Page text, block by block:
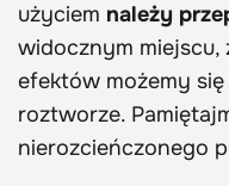
użyciem należy
widocznym
efektów możemy
roztworze.
nierozcieńczonego